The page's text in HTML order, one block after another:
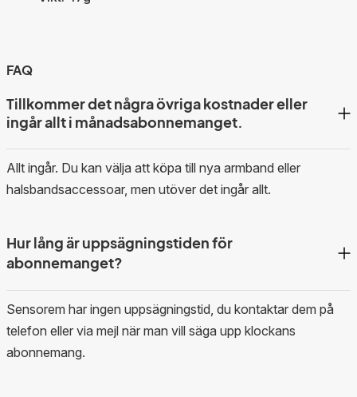
FAQ
Tillkommer det några övriga kostnader eller
ingår allt i månadsabonnemanget.
Allt ingår. Du kan välja att köpa till nya armband eller
halsbandsaccessoar, men utöver det ingår allt.
Hur lång är uppsägningstiden för
abonnemanget?
Sensorem har ingen uppsägningstid, du kontaktar dem på
telefon eller via mejl när man vill säga upp klockans
abonnemang.